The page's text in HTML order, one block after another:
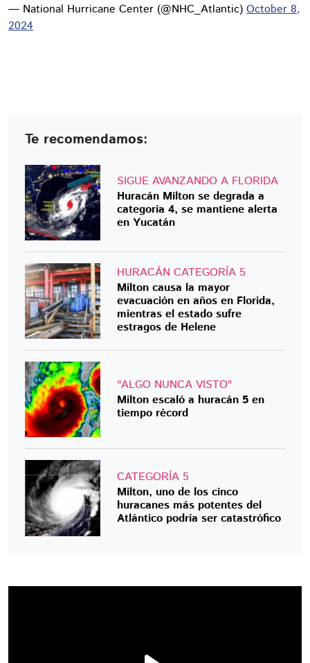
— National Hurricane Center (@NHC_Atlantic) October 8,
2024
Te recomendamos:
SIGUE AVANZANDO A FLORIDA
Huracán Milton se degrada a
categoría 4, se mantiene alerta
en Yucatán
HURACÁN CATEGORÍA 5
Milton causa la mayor
evacuación en años en Florida,
mientras el estado sufre
estragos de Helene
"ALGO NUNCA VISTO"
Milton escaló a huracán 5 en
tiempo récord
CATEGORÍA 5
Milton, uno de los cinco
huracanes más potentes del
Atlántico podría ser catastrófico